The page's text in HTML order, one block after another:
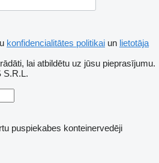
konfidencialitātes politikai un lietotāja
lai atbildētu uz jūsu pieprasījumu.
S.R.L.
puspiekabes konteinervedēji